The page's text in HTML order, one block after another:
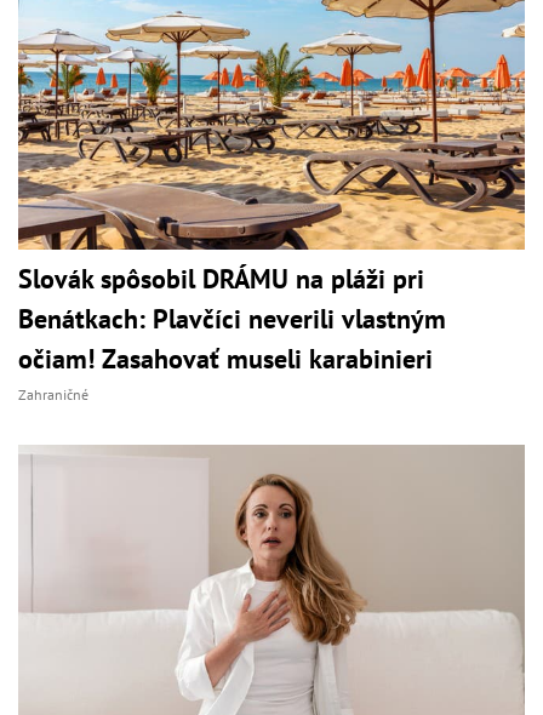
Slovák spôsobil DRÁMU na pláži pri
Benátkach: Plavčíci neverili vlastným
očiam! Zasahovať museli karabinieri
Zahraničné